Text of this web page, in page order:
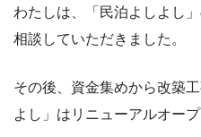
わたしは、「民泊よしよし
相談していただきました。
その後、資金集めから改築
よし」はリニューアルオープ